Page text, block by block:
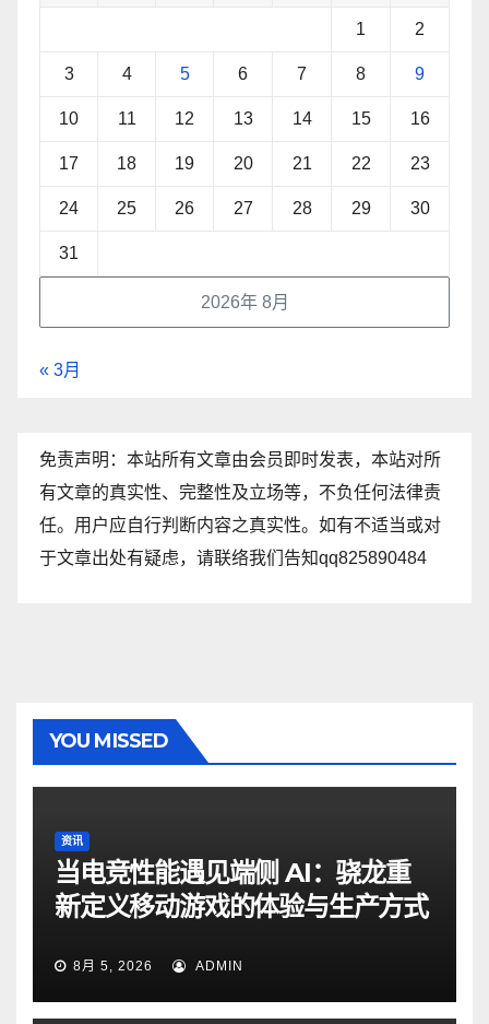
2026年 8月
1 2
3 4 5 6 7 8 9
10 11 12 13 14 15 16
17 18 19 20 21 22 23
24 25 26 27 28 29 30
31
« 3月
免责声明：本站所有文章由会员即时发表，本站对所
有文章的真实性、完整性及立场等，不负任何法律责
任。用户应自行判断内容之真实性。如有不适当或对
于文章出处有疑虑，请联络我们告知qq825890484
YOU MISSED
资讯
当电竞性能遇见端侧 AI：骁龙重
新定义移动游戏的体验与生产方式
8月 5, 2026 ADMIN